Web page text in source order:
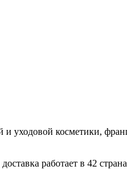
уходовой косметики,
работает в 42